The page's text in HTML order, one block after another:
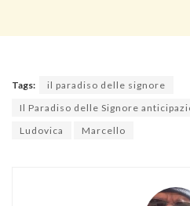
Tags:
il paradiso delle signore
Il Paradiso delle Signore
Ludovica
Marcello